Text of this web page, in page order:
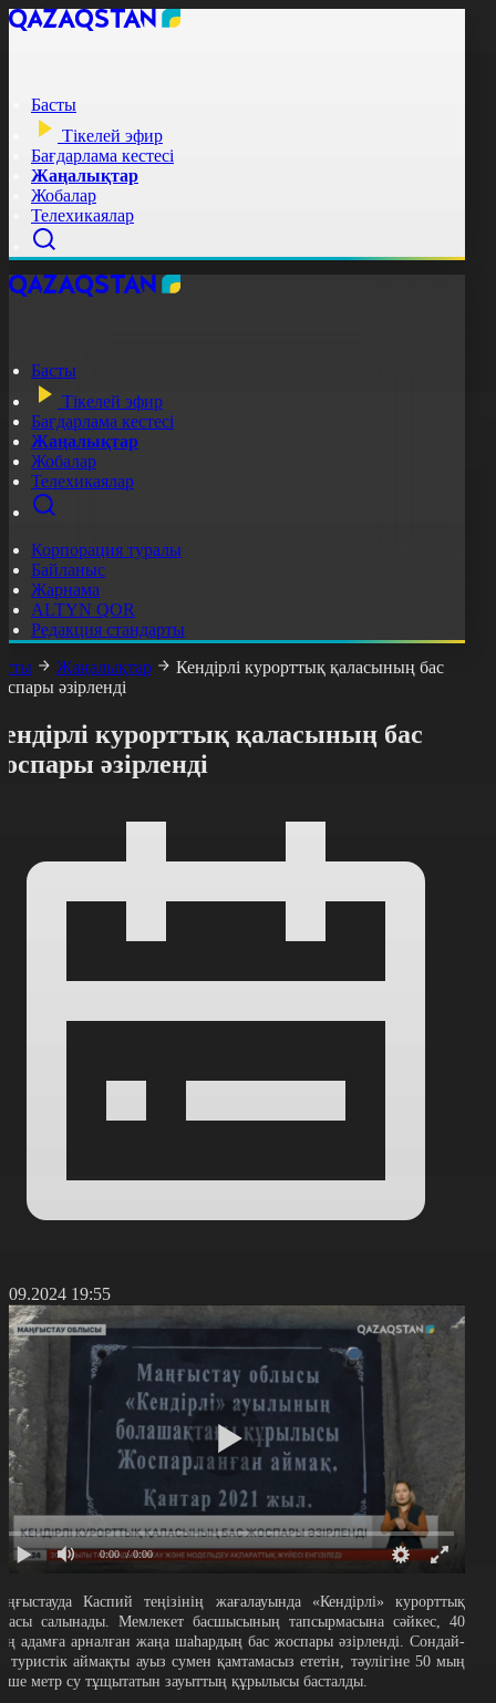
Басты
Тікелей эфир
Бағдарлама кестесі
Жаңалықтар
Жобалар
Телехикаялар
Басты
Тікелей эфир
Бағдарлама кестесі
Жаңалықтар
Жобалар
Телехикаялар
Корпорация туралы
Байланыс
Жарнама
ALTYN QOR
Редакция стандарты
Жаңалықтар
Кендірлі курорттық қаласының бас
әзірленді
курорттық қаласының бас
әзірленді
19:55
0:00 / 0:00
Каспий теңізінің жағалауында «Кендірлі» курорттық
салынады. Мемлекет басшысының тапсырмасына сәйкес, 40
адамға арналған жаңа шаһардың бас жоспары әзірленді. Сондай-
туристік аймақты ауыз сумен қамтамасыз ететін, тәулігіне 50 мың
метр су тұщытатын зауыттың құрылысы басталды.